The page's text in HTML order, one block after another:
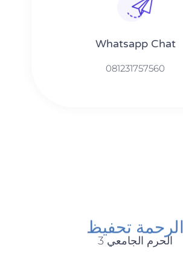
Whatsapp Chat
081231757560
الرحمة تحفيظ
الحرم الجامعي 3